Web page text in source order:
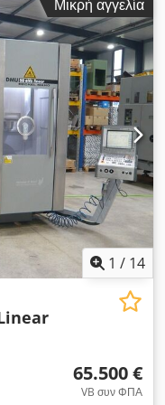
7ης και 14ης
αργότερα. FCA
τραπέζι
Aahok
Μικρή αγγελία
1 / 14
65.500 €
VB συν ΦΠΑ